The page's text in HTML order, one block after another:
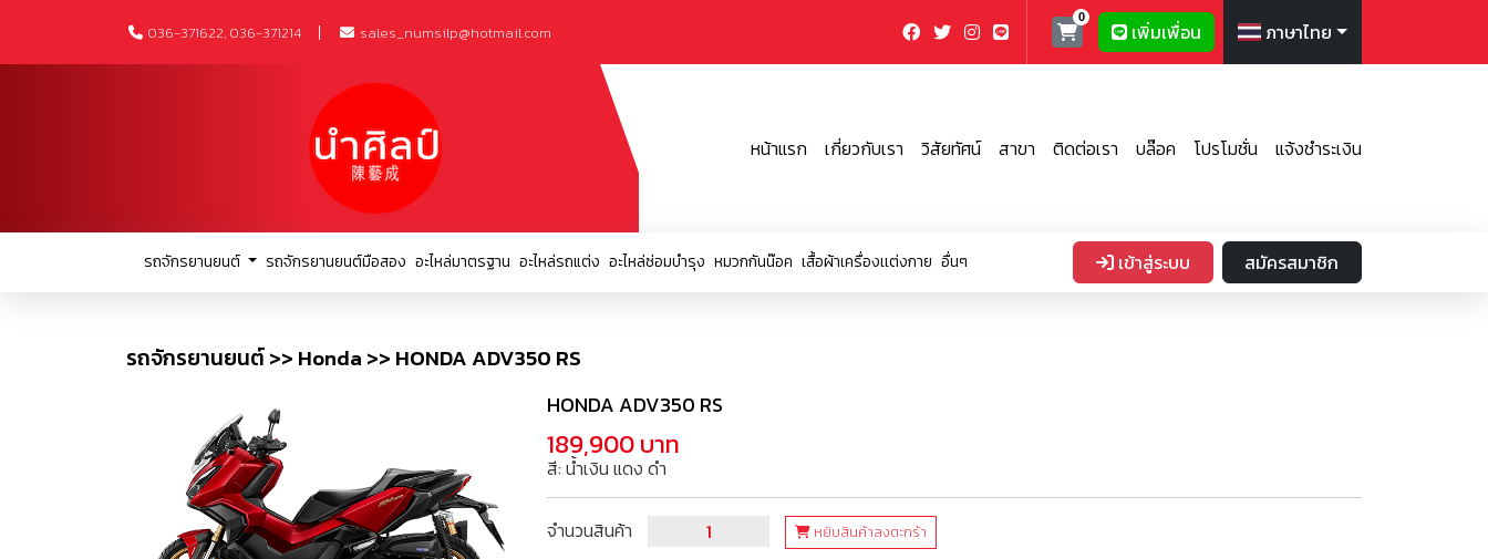
036-371622, 036-371214 sales_numsilp@hotmail.com เพิ่มเพื่อน ภาษาไทย
หน้าแรก เกี่ยวกับเรา วิสัยทัศน์ สาขา ติดต่อเรา บล๊อค โปรโมชั่น แจ้งชำระเงิน
รถจักรยานยนต์ รถจักรยานยนต์มือสอง อะไหล่มาตรฐาน อะไหล่รถแต่ง อะไหล่ซ่อมบำรุง หมวกกันน๊อค เสื้อผ้าเครื่องเเต่งกาย อื่นๆ เข้าสู่ระบบ สมัครสมาชิก
รถจักรยานยนต์ >> Honda >> HONDA ADV350 RS
HONDA ADV350 RS
189,900 บาท
สี: น้ำเงิน แดง ดำ
จำนวนสินค้า หยิบสินค้าลงตะกร้า